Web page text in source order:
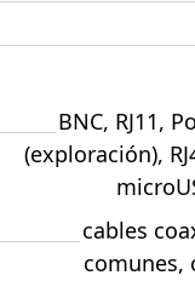
BNC, RJ11,
(exploración),
cables
comunes,